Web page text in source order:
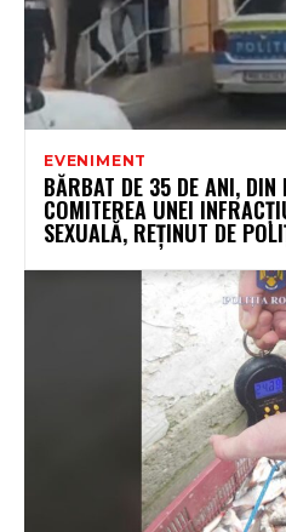
EVENIMENT
BĂRBAT DE 35 DE ANI, DIN
COMITEREA UNEI
SEXUALĂ, REȚINUT DE